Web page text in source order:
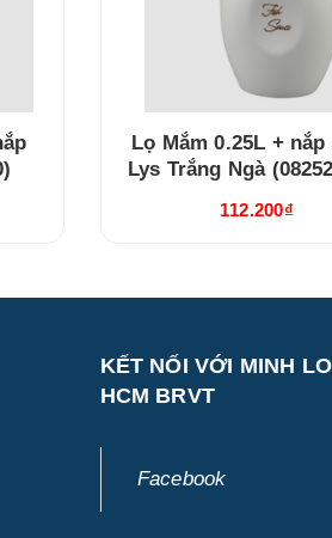
Lọ Mắm 0.25L + nắp
Lys Trắng Ngà
112.200₫
KẾT NỐI VỚI MINH
HCM BRVT
Facebook